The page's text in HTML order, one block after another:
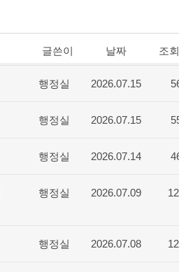
글쓴이 날짜 조
행정실 2026.07.15
행정실 2026.07.15
행정실 2026.07.14
행정실 2026.07.09
행정실 2026.07.08